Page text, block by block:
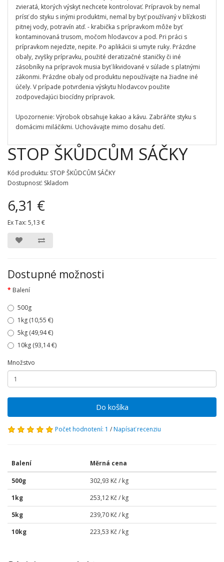
zvieratá, ktorých výskyt nechcete kontrolovať. Prípravok by nemal
prísť do styku s inými produktmi, nemal by byť používaný v blízkosti
pitnej vody, potravín atď. - krabička s prípravkom môže byť
kontaminovaná trusom, močom hlodavcov a pod. Pri práci s
prípravkom nejedzte, nepite. Po aplikácii si umyte ruky. Prázdne
obaly, zvyšky prípravku, použité deratizačné staničky či iné
zásobníky na prípravok musia byť likvidované v súlade s platnými
zákonmi. Prázdne obaly od produktu nepoužívajte na žiadne iné
účely. V prípade potvrdenia výskytu hlodavcov použite
zodpovedajúci biocídny prípravok.
Upozornenie: Výrobok obsahuje kakao a kávu. Zabráňte styku s
domácimi miláčikmi. Uchovávajte mimo dosahu detí.
STOP ŠKŮDCŮM SÁČKY
Kód produktu: STOP ŠKŮDCŮM SÁČKY
Dostupnosť: Skladom
6,31 €
Ex Tax: 5,13 €
Dostupné možnosti
Balení
500g
1kg (10,55 €)
5kg (49,94 €)
10kg (93,14 €)
Množstvo
Do košíka
Počet hodnotení: 1 /Napísať recenziu
Balení Měrná cena
500g
302,93 Kč / kg
1kg
253,12 Kč / kg
5kg
239,70 Kč / kg
10kg
223,53 Kč / kg